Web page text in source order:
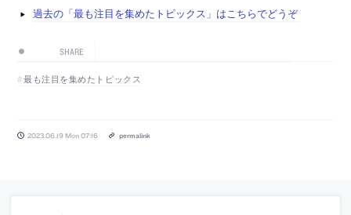
過去の「最も注目を集めたトピックス」はこちらでどうぞ
SHARE
最も注目を集めたトピックス
2023.06.19 Mon 07:16 permalink